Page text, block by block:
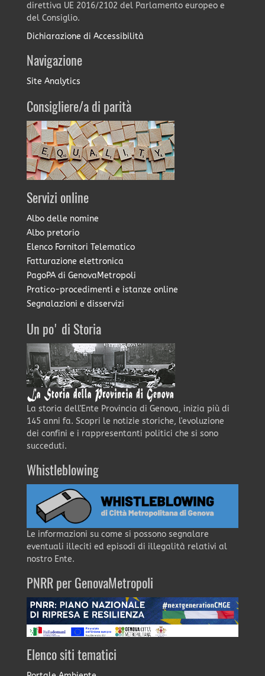
direttiva UE 2016/2102 del Parlamento europeo e
del Consiglio.
Dichiarazione di Accessibilità
Navigazione
Site Analytics
Consigliere/a di parità
Servizi online
Albo delle nomine
Albo pretorio
Elenco Fornitori Telematico
Fatturazione elettronica
PagoPA di GenovaMetropoli
Pratico-procedimenti e istanze online
Segnalazioni e disservizi
Un po' di Storia
La storia dell'Ente Provincia di Genova, inizia più di
145 anni fa. Scopri le notizie storiche, l'evoluzione
dei confini e i rappresentanti politici che si sono
succeduti.
Whistleblowing
Le informazioni su come si possono segnalare
eventuali illeciti ed episodi di illegalità relativi al
nostro Ente.
PNRR per GenovaMetropoli
Elenco siti tematici